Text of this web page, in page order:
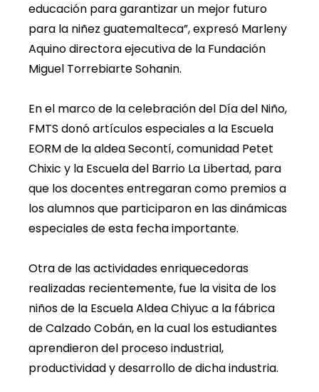
educación para garantizar un mejor futuro
para la niñez guatemalteca”, expresó Marleny
Aquino directora ejecutiva de la Fundación
Miguel Torrebiarte Sohanin.
En el marco de la celebración del Día del Niño,
FMTS donó artículos especiales a la Escuela
EORM de la aldea Secontí, comunidad Petet
Chixic y la Escuela del Barrio La Libertad, para
que los docentes entregaran como premios a
los alumnos que participaron en las dinámicas
especiales de esta fecha importante.
Otra de las actividades enriquecedoras
realizadas recientemente, fue la visita de los
niños de la Escuela Aldea Chiyuc a la fábrica
de Calzado Cobán, en la cual los estudiantes
aprendieron del proceso industrial,
productividad y desarrollo de dicha industria.